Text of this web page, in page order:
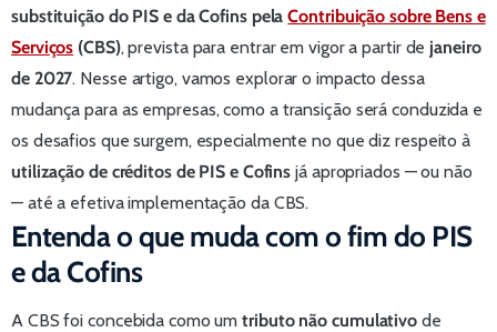
substituição do PIS e da Cofins pelaContribuição sobre Bens e
Serviços (CBS), prevista para entrar em vigor a partir de janeiro
de 2027. Nesse artigo, vamos explorar o impacto dessa
mudança para as empresas, como a transição será conduzida e
os desafios que surgem, especialmente no que diz respeito à
utilização de créditos de PIS e Cofins já apropriados — ou não
— até a efetiva implementação da CBS.
Entenda o que muda com o fim do PIS
e da Cofins
A CBS foi concebida como umtributo não cumulativo de